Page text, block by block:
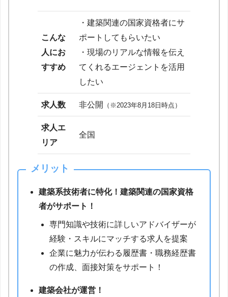
こんな
人にお
すすめ
・建築関連の国家資格者にサ
ポートしてもらいたい
・現場のリアルな情報を伝え
てくれるエージェントを活用
したい
求人数 非公開 （※2023年8月18日時点）
求人エ
リア
全国
メリット
建築系技術者に特化！建築関連の国家資格
者がサポート！
専門知識や技術に詳しいアドバイザーが
経験・スキルにマッチする求人を提案
企業に魅力が伝わる履歴書・職務経歴書
の作成、面接対策をサポート！
建築会社が運営！